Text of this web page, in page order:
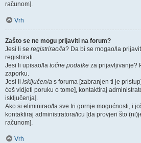
računom].
Vrh
Zašto se ne mogu prijaviti na forum?
Jesi li se registrirao/la? Da bi se mogao/la
registrirati.
Jesi li upisao/la točne podatke za prijavljivanje?
zaporku.
Jesi li isključen/a s foruma [zabranjen ti je
ćeš vidjeti poruku o tome], kontaktiraj
isključenja].
Ako si eliminirao/la sve tri gornje mogućnosti, i
kontaktiraj administratora/icu [da provjeri što
računom].
Vrh